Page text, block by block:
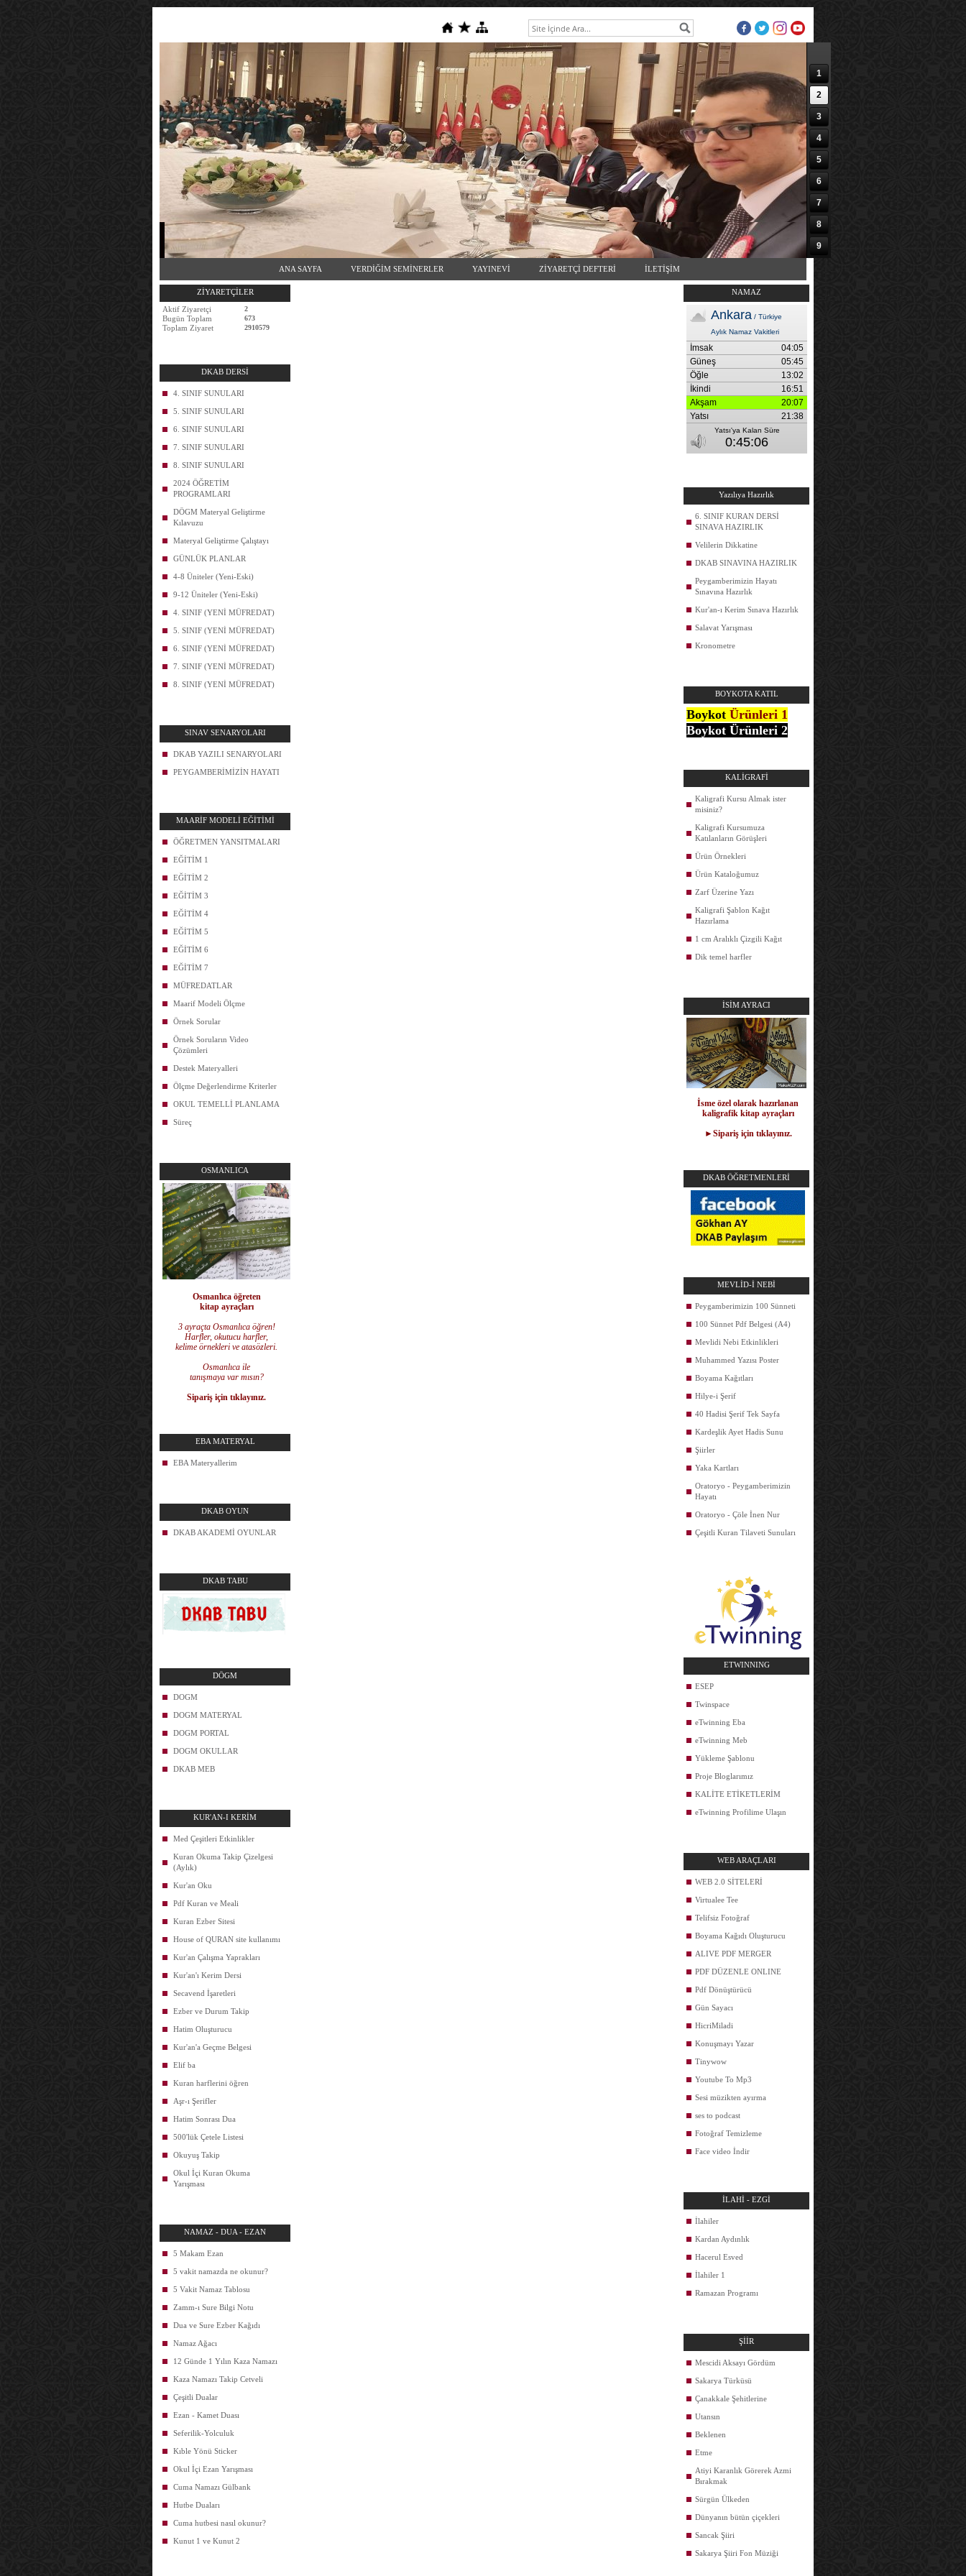
1
2
3
4
5
6
7
8
9
ANA SAYFA VERDİĞİM SEMİNERLER YAYINEVİ ZİYARETÇİ DEFTERİ İLETİŞİM
ZİYARETÇİLER
Aktif Ziyaretçi
2
Bugün Toplam 673
Toplam Ziyaret 2910579
DKAB DERSİ
4. SINIF SUNULARI
5. SINIF SUNULARI
6. SINIF SUNULARI
7. SINIF SUNULARI
8. SINIF SUNULARI
2024 ÖĞRETİM
PROGRAMLARI
DÖGM Materyal Geliştirme
Kılavuzu
Materyal Geliştirme Çalıştayı
GÜNLÜK PLANLAR
4-8 Üniteler (Yeni-Eski)
9-12 Üniteler (Yeni-Eski)
4. SINIF (YENİ MÜFREDAT)
5. SINIF (YENİ MÜFREDAT)
6. SINIF (YENİ MÜFREDAT)
7. SINIF (YENİ MÜFREDAT)
8. SINIF (YENİ MÜFREDAT)
SINAV SENARYOLARI
DKAB YAZILI SENARYOLARI
PEYGAMBERİMİZİN HAYATI
MAARİF MODELİ EĞİTİMİ
ÖĞRETMEN YANSITMALARI
EĞİTİM 1
EĞİTİM 2
EĞİTİM 3
EĞİTİM 4
EĞİTİM 5
EĞİTİM 6
EĞİTİM 7
MÜFREDATLAR
Maarif Modeli Ölçme
Örnek Sorular
Örnek Soruların Video
Çözümleri
Destek Materyalleri
Ölçme Değerlendirme Kriterler
OKUL TEMELLİ PLANLAMA
Süreç
OSMANLICA
Osmanlıca öğreten
kitap ayraçları
3 ayraçta Osmanlıca öğren!
Harfler, okutucu harfler,
kelime örnekleri ve atasözleri.
Osmanlıca ile
tanışmaya var mısın?
Sipariş için tıklayınız.
EBA MATERYAL
EBA Materyallerim
DKAB OYUN
DKAB AKADEMİ OYUNLAR
DKAB TABU
DÖGM
DOGM
DOGM MATERYAL
DOGM PORTAL
DOGM OKULLAR
DKAB MEB
KUR'AN-I KERİM
Med Çeşitleri Etkinlikler
Kuran Okuma Takip Çizelgesi
(Aylık)
Kur'an Oku
Pdf Kuran ve Meali
Kuran Ezber Sitesi
House of QURAN site kullanımı
Kur'an Çalışma Yaprakları
Kur'an'ı Kerim Dersi
Secavend İşaretleri
Ezber ve Durum Takip
Hatim Oluşturucu
Kur'an'a Geçme Belgesi
Elif ba
Kuran harflerini öğren
Aşr-ı Şerifler
Hatim Sonrası Dua
500'lük Çetele Listesi
Okuyuş Takip
Okul İçi Kuran Okuma
Yarışması
NAMAZ - DUA - EZAN
5 Makam Ezan
5 vakit namazda ne okunur?
5 Vakit Namaz Tablosu
Zamm-ı Sure Bilgi Notu
Dua ve Sure Ezber Kağıdı
Namaz Ağacı
12 Günde 1 Yılın Kaza Namazı
Kaza Namazı Takip Cetveli
Çeşitli Dualar
Ezan - Kamet Duası
Seferilik-Yolculuk
Kıble Yönü Sticker
Okul İçi Ezan Yarışması
Cuma Namazı Gülbank
Hutbe Duaları
Cuma hutbesi nasıl okunur?
Kunut 1 ve Kunut 2
NAMAZ
Yazılıya Hazırlık
6. SINIF KURAN DERSİ
SINAVA HAZIRLIK
Velilerin Dikkatine
DKAB SINAVINA HAZIRLIK
Peygamberimizin Hayatı
Sınavına Hazırlık
Kur'an-ı Kerim Sınava Hazırlık
Salavat Yarışması
Kronometre
BOYKOTA KATIL
Boykot Ürünleri 1
Boykot Ürünleri 2
KALİGRAFİ
Kaligrafi Kursu Almak ister
misiniz?
Kaligrafi Kursumuza
Katılanların Görüşleri
Ürün Örnekleri
Ürün Kataloğumuz
Zarf Üzerine Yazı
Kaligrafi Şablon Kağıt
Hazırlama
1 cm Aralıklı Çizgili Kağıt
Dik temel harfler
İSİM AYRACI
İsme özel olarak hazırlanan
kaligrafik kitap ayraçları
►Sipariş için tıklayınız.
DKAB ÖĞRETMENLERİ
MEVLİD-İ NEBİ
Peygamberimizin 100 Sünneti
100 Sünnet Pdf Belgesi (A4)
Mevlidi Nebi Etkinlikleri
Muhammed Yazısı Poster
Boyama Kağıtları
Hilye-i Şerif
40 Hadisi Şerif Tek Sayfa
Kardeşlik Ayet Hadis Sunu
Şiirler
Yaka Kartları
Oratoryo - Peygamberimizin
Hayatı
Oratoryo - Çöle İnen Nur
Çeşitli Kuran Tilaveti Sunuları
ETWINNING
ESEP
Twinspace
eTwinning Eba
eTwinning Meb
Yükleme Şablonu
Proje Bloglarımız
KALİTE ETİKETLERİM
eTwinning Profilime Ulaşın
WEB ARAÇLARI
WEB 2.0 SİTELERİ
Virtualee Tee
Telifsiz Fotoğraf
Boyama Kağıdı Oluşturucu
ALIVE PDF MERGER
PDF DÜZENLE ONLINE
Pdf Dönüştürücü
Gün Sayacı
HicriMiladi
Konuşmayı Yazar
Tinywow
Youtube To Mp3
Sesi müzikten ayırma
ses to podcast
Fotoğraf Temizleme
Face video İndir
İLAHİ - EZGİ
İlahiler
Kardan Aydınlık
Hacerul Esved
İlahiler 1
Ramazan Programı
ŞİİR
Mescidi Aksayı Gördüm
Sakarya Türküsü
Çanakkale Şehitlerine
Utansın
Beklenen
Etme
Atiyi Karanlık Görerek Azmi
Bırakmak
Sürgün Ülkeden
Dünyanın bütün çiçekleri
Sancak Şiiri
Sakarya Şiiri Fon Müziği